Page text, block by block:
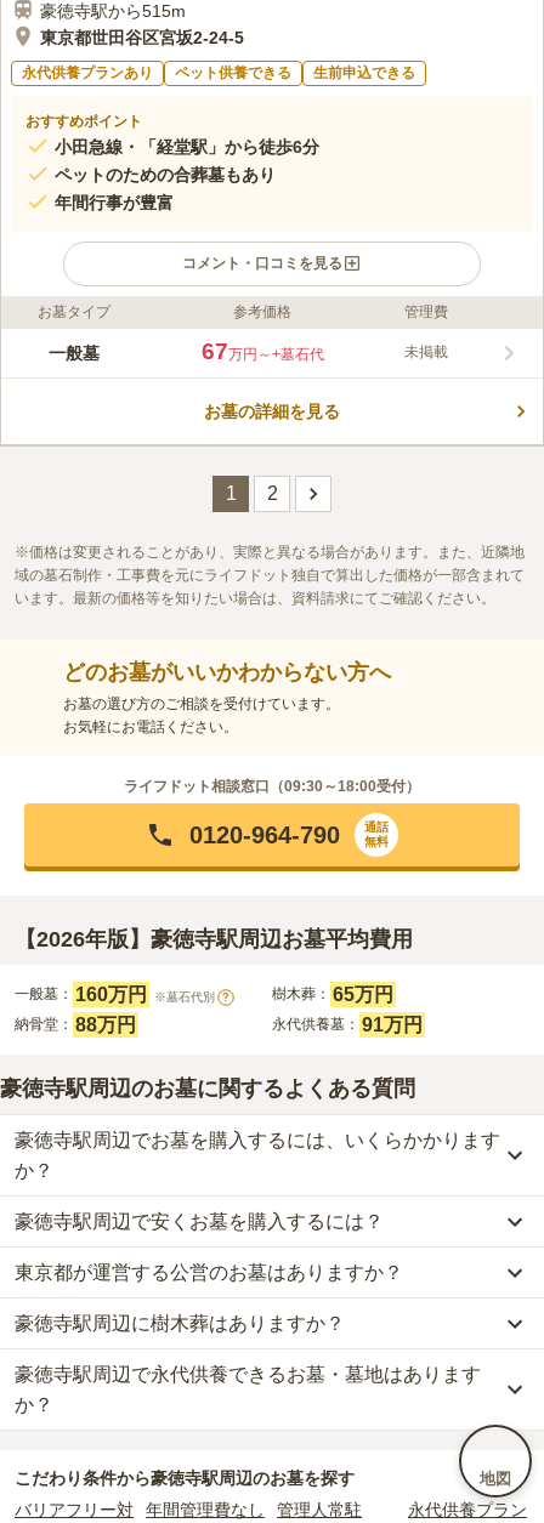
地図
豪徳寺駅から515m
東京都世田谷区宮坂2-24-5
永代供養プランあり ペット供養できる 生前申込できる
おすすめポイント
小田急線・「経堂駅」から徒歩6分
ペットのための合葬墓もあり
年間行事が豊富
コメント・口コミを見る
ライフドット編集部のコメント
緑に囲まれた墓苑は、永年供養の合葬墓、ペットと一緒に眠れる
理する成勝寺では、年間行事が盛んに行われ、お参り以外にも親
この霊園はまだ誰からも評価されていません。
お墓タイプ 参考価格 管理費
一般墓 67万円～+墓石代 未掲載
お墓の詳細を見る
1 2
価格は変更されることがあり、実際と異なる場合があります。また、近隣地
域の墓石制作・工事費を元にライフドット独自で算出した価格が一部含まれて
います。最新の価格等を知りたい場合は、資料請求にてご確認ください。
どのお墓がいいかわからない方へ
お墓の選び方のご相談を受付けています。
お気軽にお電話ください。
ライフドット相談窓口（09:30～18:00受付）
0120-964-790
通話
無料
【2026年版】豪徳寺駅周辺お墓平均費用
一般墓： 160万円 ※墓石代別 ? 樹木葬： 65万円
納骨堂： 88万円 永代供養墓： 91万円
豪徳寺駅周辺のお墓に関するよくある質問
豪徳寺駅周辺でお墓を購入するには、いくらかかります
か？
豪徳寺駅周辺での購入費用の目安は、一般墓が約327万円、樹木葬
が約65万円、納骨堂が約88万円、永代供養墓が約91万円です。
一般墓を建てる場合は、「永代使用料（土地代）」と「墓石代」の
2つが主な費用となります。
豪徳寺駅周辺の一般墓の永代使用料の平均は
で、墓石代は
さ・素材によって変わります。
樹木葬・納骨堂・永代供養墓は、基本的に墓石代がかからず、永代
なお、お墓によっては以下の費用が別途かかる場合があります。
・開眼法要の費用：お墓を新しく建てた際に行う儀式のための費
豪徳寺駅周辺で安くお墓を購入するには？
豪徳寺駅周辺で一番安価なお墓は、即法寺の永代供養墓
11万円
からお求めいただけます。
一般的に最も費用を抑えられるのは、他の方のご遺骨と一緒に埋葬
する「合祀墓（ごうしぼ）」と呼ばれるタイプです。個別のお墓に
比べて省スペースで管理の手間がかからないため、費用が安く設定
されています。
価格の目安は、1名あたり5万円〜30万円程度です。
豪徳寺駅周辺で安価なお墓を探したい場合は、 価格の安い順で並び
替えてお墓を探すのがおすすめです。
東京都が運営する公営のお墓はありますか？
豪徳寺駅周辺には、公営の霊園の掲載がありません。
一方で、東京都内には、県または市区町村が運営する公営の霊園が
16件あります。
公営霊園は民営の霊園と異なり、契約にあたって応募資格が設けら
主な条件として、遺骨がすでにある、該当の市区町村に一定年数以
上住んでいるなどが挙げられます。
豪徳寺駅周辺に樹木葬はありますか？
豪徳寺駅周辺には、4件の樹木葬があります。
詳しくは、
豪徳寺駅周辺で永代供養できるお墓・墓地はあります
か？
件あります。
詳しくは、豪徳寺駅周辺の永代供養の一覧をご覧ください。
こだわり条件から豪徳寺駅周辺のお墓を探す
バリアフリー対
年間管理費なし 管理人常駐 永代供養プラン